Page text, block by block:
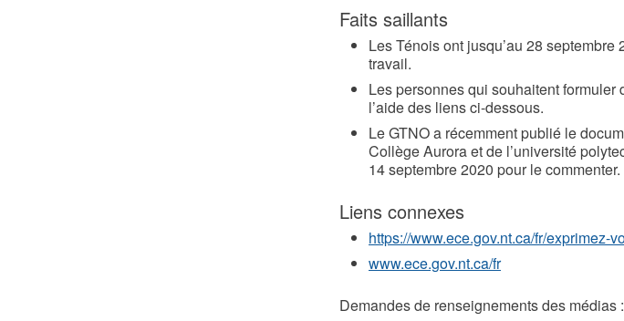
Faits saillants
Les Ténois ont jusqu’au 28
travail.
Les personnes qui souhaitent
l’aide des liens ci-dessous.
Le GTNO a récemment publié le
Collège Aurora et de l’université
14 septembre 2020 pour le commenter.
Liens connexes
https://www.ece.gov.nt.ca/fr/exprimez-
www.ece.gov.nt.ca/fr
Demandes de renseignements des médias :